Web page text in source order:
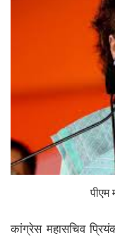
पीएम
कांग्रेस महासचिव